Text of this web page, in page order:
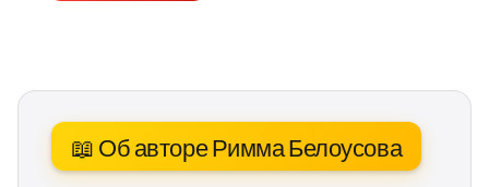
📖 Об авторе Римма Белоусова